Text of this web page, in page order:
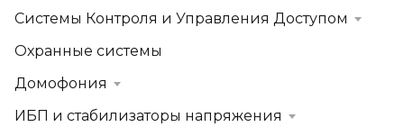
Системы Контроля и Управления Доступом
Охранные системы
Домофония
ИБП и стабилизаторы напряжения